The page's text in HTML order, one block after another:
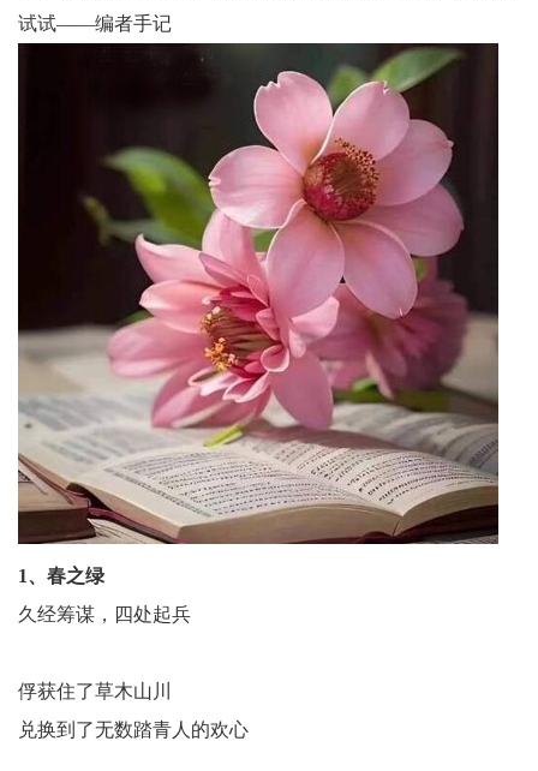
生
州
展
播
中
国
银
信
中
试试——编者手记
1、春之绿
久经筹谋，四处起兵
俘获住了草木山川
兑换到了无数踏青人的欢心